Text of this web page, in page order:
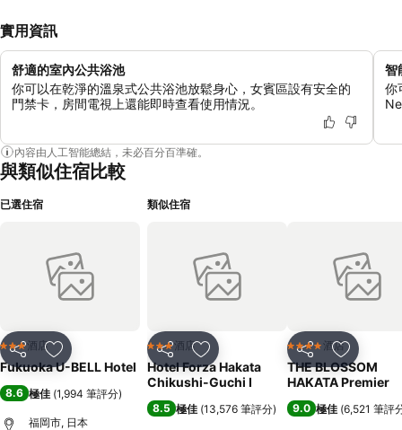
實用資訊
舒適的室內公共浴池
你可以在乾淨的溫泉式公共浴池放鬆身心，女賓區設有安全的
門禁卡，房間電視上還能即時查看使用情況。
智
你
內容由人工智能總結，未必百分百準確。
與類似住宿比較
已選住宿
分享 放到收藏夾
3 星級酒店
Fukuoka U-BELL Hotel
8.6 極佳 (1,994 筆評分)
福岡市, 日本
類似住宿
分享 放到收藏夾
3 星級酒店
Hotel Forza Hakata
Chikushi-Guchi Ⅰ
8.5 極佳 (13,576 筆評分)
分享 放到收藏
4 星級 酒店
THE BLOSSOM
HAKATA Premier
9.0 極佳 (6,521 筆評